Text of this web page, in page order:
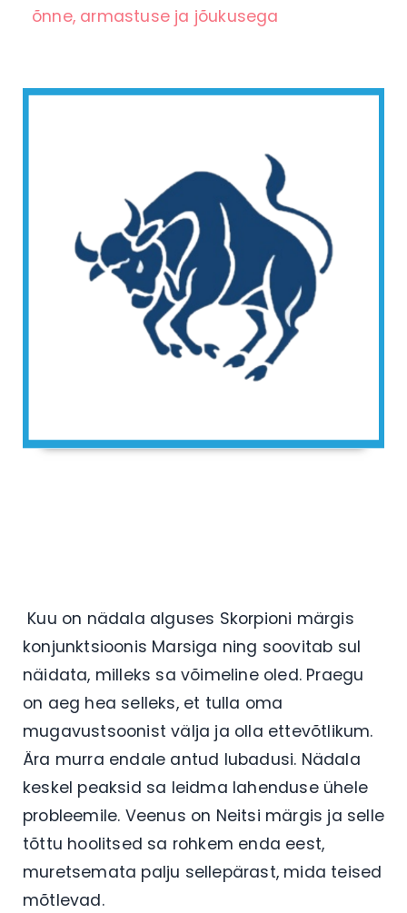
õnne, armastuse ja jõukusega
Kuu on nädala alguses Skorpioni märgis
konjunktsioonis Marsiga ning soovitab sul
näidata, milleks sa võimeline oled. Praegu
on aeg hea selleks, et tulla oma
mugavustsoonist välja ja olla ettevõtlikum.
Ära murra endale antud lubadusi. Nädala
keskel peaksid sa leidma lahenduse ühele
probleemile. Veenus on Neitsi märgis ja selle
tõttu hoolitsed sa rohkem enda eest,
muretsemata palju sellepärast, mida teised
mõtlevad.